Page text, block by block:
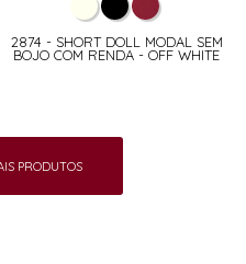
2874 - SHORT DOLL MODAL SEM
BOJO COM RENDA - OFF WHITE
PRODUTOS